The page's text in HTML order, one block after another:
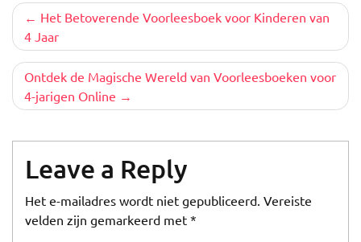
Berichtnavigatie
Het Betoverende Voorleesboek voor Kinderen van
4 Jaar
Ontdek de Magische Wereld van Voorleesboeken voor
4-jarigen Online
Leave a Reply
Het e-mailadres wordt niet gepubliceerd. Vereiste
velden zijn gemarkeerd met *